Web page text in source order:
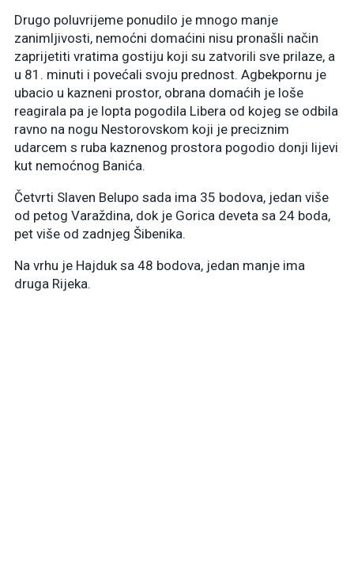
Drugo poluvrijeme ponudilo je mnogo manje
zanimljivosti, nemoćni domaćini nisu pronašli način
zaprijetiti vratima gostiju koji su zatvorili sve prilaze, a
u 81. minuti i povećali svoju prednost. Agbekpornu je
ubacio u kazneni prostor, obrana domaćih je loše
reagirala pa je lopta pogodila Libera od kojeg se odbila
ravno na nogu Nestorovskom koji je preciznim
udarcem s ruba kaznenog prostora pogodio donji lijevi
kut nemoćnog Banića.
Četvrti Slaven Belupo sada ima 35 bodova, jedan više
od petog Varaždina, dok je Gorica deveta sa 24 boda,
pet više od zadnjeg Šibenika.
Na vrhu je Hajduk sa 48 bodova, jedan manje ima
druga Rijeka.